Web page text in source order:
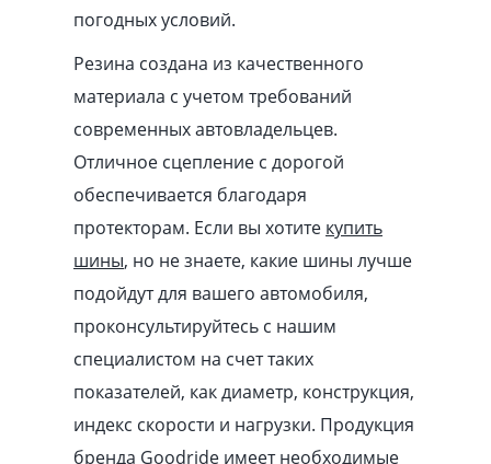
погодных условий.
Резина создана из качественного
материала с учетом требований
современных автовладельцев.
Отличное сцепление с дорогой
обеспечивается благодаря
протекторам. Если вы хотите купить
шины, но не знаете, какие шины лучше
подойдут для вашего автомобиля,
проконсультируйтесь с нашим
специалистом на счет таких
показателей, как диаметр, конструкция,
индекс скорости и нагрузки. Продукция
бренда Goodride имеет необходимые